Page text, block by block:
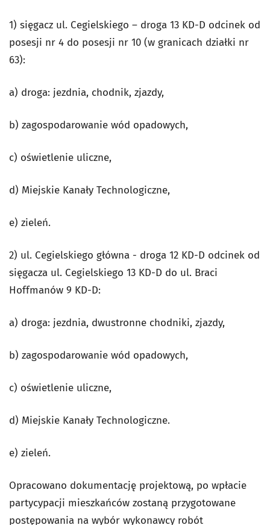
1) sięgacz ul. Cegielskiego – droga 13 KD-D odcinek od
posesji nr 4 do posesji nr 10 (w granicach działki nr
63):
a) droga: jezdnia, chodnik, zjazdy,
b) zagospodarowanie wód opadowych,
c) oświetlenie uliczne,
d) Miejskie Kanały Technologiczne,
e) zieleń.
2) ul. Cegielskiego główna - droga 12 KD-D odcinek od
sięgacza ul. Cegielskiego 13 KD-D do ul. Braci
Hoffmanów 9 KD-D:
a) droga: jezdnia, dwustronne chodniki, zjazdy,
b) zagospodarowanie wód opadowych,
c) oświetlenie uliczne,
d) Miejskie Kanały Technologiczne.
e) zieleń.
Opracowano dokumentację projektową, po wpłacie
partycypacji mieszkańców zostaną przygotowane
postępowania na wybór wykonawcy robót